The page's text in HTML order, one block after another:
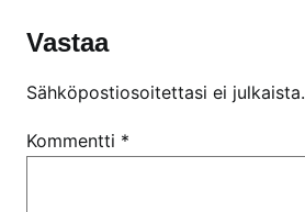
Vastaa
Sähköpostiosoitettasi ei julkaista.
Kommentti *